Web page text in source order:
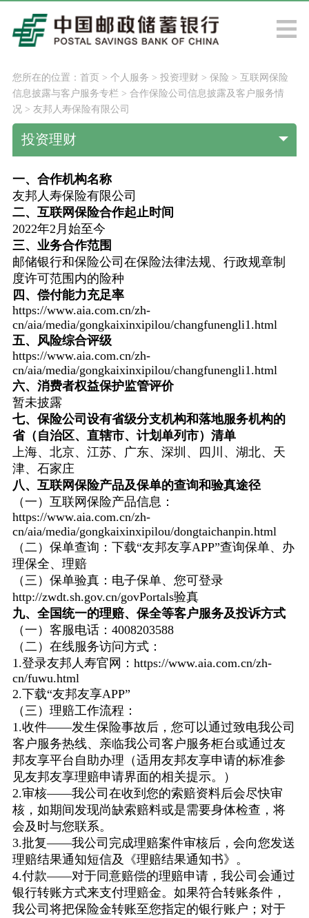
您所在的位置： 首页> 个人服务 > 投资理财 > 保险 > 互联网保险
信息披露与客户服务专栏 > 合作保险公司信息披露及客户服务情
况> 友邦人寿保险有限公司
投资理财
一、合作机构名称
友邦人寿保险有限公司
二、互联网保险合作起止时间
2022年2月始至今
三、业务合作范围
邮储银行和保险公司在保险法律法规、行政规章制
度许可范围内的险种
四、偿付能力充足率
https://www.aia.com.cn/zh-
cn/aia/media/gongkaixinxipilou/changfunengli1.html
五、风险综合评级
https://www.aia.com.cn/zh-
cn/aia/media/gongkaixinxipilou/changfunengli1.html
六、消费者权益保护监管评价
暂未披露
七、保险公司设有省级分支机构和落地服务机构的
省（自治区、直辖市、计划单列市）清单
上海、北京、江苏、广东、深圳、四川、湖北、天
津、石家庄
八、互联网保险产品及保单的查询和验真途径
（一）互联网保险产品信息：
https://www.aia.com.cn/zh-
cn/aia/media/gongkaixinxipilou/dongtaichanpin.html
（二）保单查询：下载“友邦友享APP”查询保单、办
理保全、理赔
（三）保单验真：电子保单、您可登录
http://zwdt.sh.gov.cn/govPortals验真
九、全国统一的理赔、保全等客户服务及投诉方式
（一）客服电话：4008203588
（二）在线服务访问方式：
1.登录友邦人寿官网：https://www.aia.com.cn/zh-
cn/fuwu.html
2.下载“友邦友享APP”
（三）理赔工作流程：
1.收件——发生保险事故后，您可以通过致电我公司
客户服务热线、亲临我公司客户服务柜台或通过友
邦友享平台自助办理（适用友邦友享申请的标准参
见友邦友享理赔申请界面的相关提示。）
2.审核——我公司在收到您的索赔资料后会尽快审
核，如期间发现尚缺索赔料或是需要身体检查，将
会及时与您联系。
3.批复——我公司完成理赔案件审核后，会向您发送
理赔结果通知短信及《理赔结果通知书》。
4.付款——对于同意赔偿的理赔申请，我公司会通过
银行转账方式来支付理赔金。如果符合转账条件，
我公司将把保险金转账至您指定的银行账户；对于